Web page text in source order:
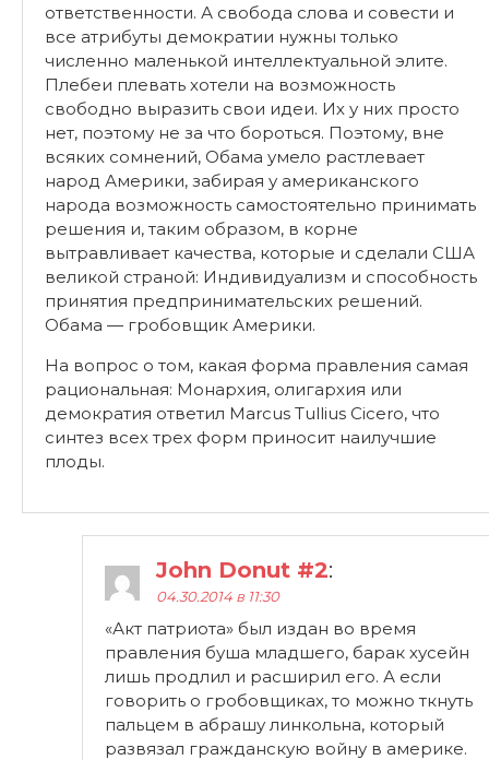
ответственности. А свобода слова и совести и
все атрибуты демократии нужны только
численно маленькой интеллектуальной элите.
Плебеи плевать хотели на возможность
свободно выразить свои идеи. Их у них просто
нет, поэтому не за что бороться. Поэтому, вне
всяких сомнений, Обама умело растлевает
народ Америки, забирая у американского
народа возможность самостоятельно принимать
решения и, таким образом, в корне
вытравливает качества, которые и сделали США
великой страной: Индивидуализм и способность
принятия предпринимательских решений.
Обама — гробовщик Америки.
На вопрос о том, какая форма правления самая
рациональная: Монархия, олигархия или
демократия ответил Marcus Tullius Cicero, что
синтез всех трех форм приносит наилучшие
плоды.
John Donut #2:
04.30.2014 в 11:30
«Акт патриота» был издан во время
правления буша младшего, барак хусейн
лишь продлил и расширил его. А если
говорить о гробовщиках, то можно ткнуть
пальцем в абрашу линкольна, который
развязал гражданскую войну в америке.